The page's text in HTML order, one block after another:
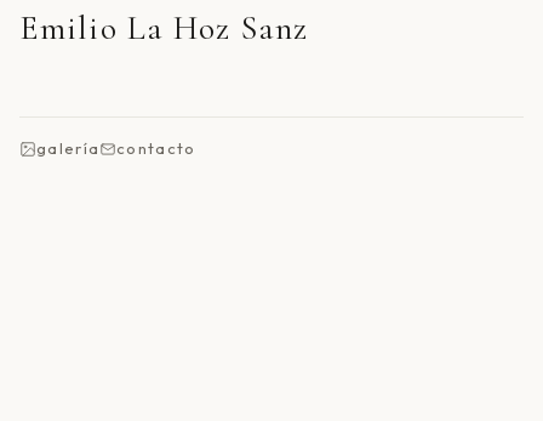
Emilio La Hoz Sanz
galería contacto